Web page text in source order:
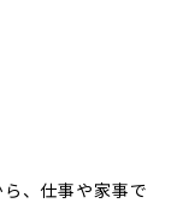
、仕事や家事で